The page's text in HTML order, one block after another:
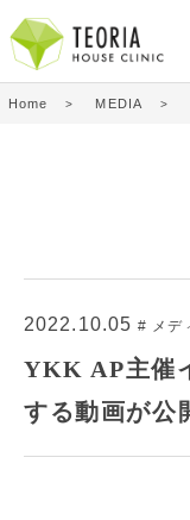
Home MEDIA
2022.10.05 メデ
YKK AP主催
する動画が公